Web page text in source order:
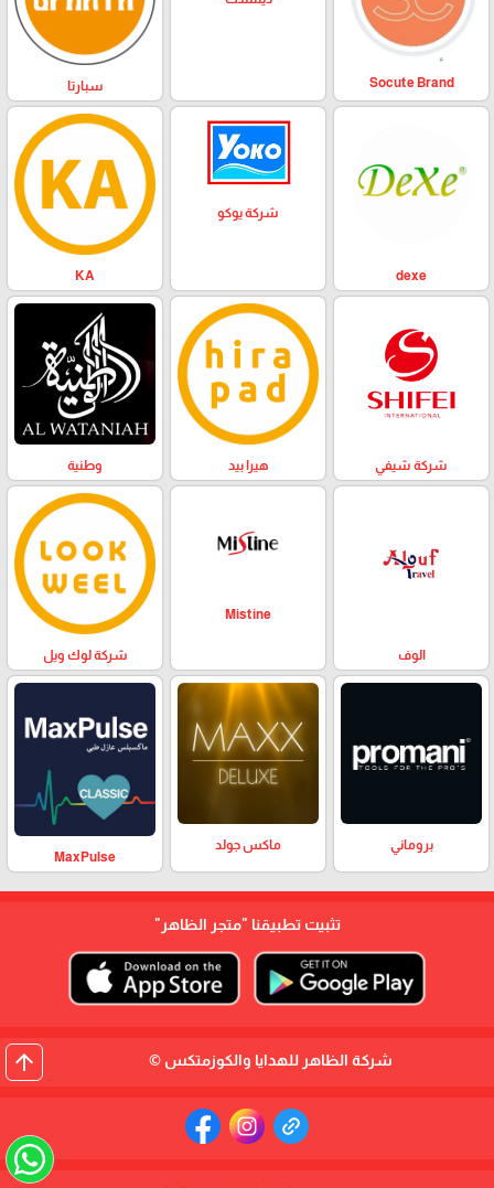
Socute Brand سبارتا
dexe
شركة يوكو
KA
شركة شيفي هيرا بيد وطنية
الوف
Mistine
شركة لوك ويل
بروماني ماكس جولد
MaxPulse
تثبيت تطبيقنا "متجر الظاهر"
شركة الظاهر للهدايا والكوزمتكس © arrow_upward